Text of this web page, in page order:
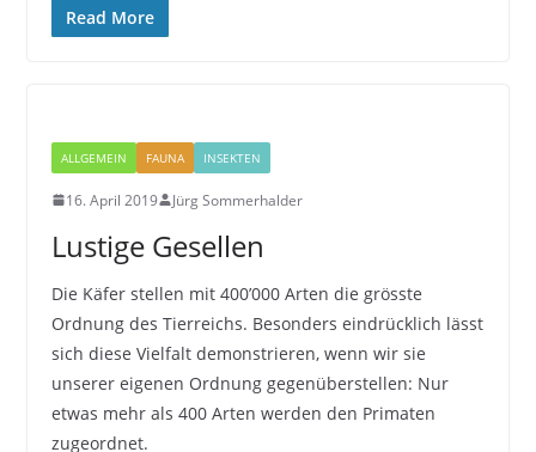
Read More
ALLGEMEIN FAUNA INSEKTEN
16. April 2019 Jürg Sommerhalder
Lustige Gesellen
Die Käfer stellen mit 400’000 Arten die grösste
Ordnung des Tierreichs. Besonders eindrücklich lässt
sich diese Vielfalt demonstrieren, wenn wir sie
unserer eigenen Ordnung gegenüberstellen: Nur
etwas mehr als 400 Arten werden den Primaten
zugeordnet.